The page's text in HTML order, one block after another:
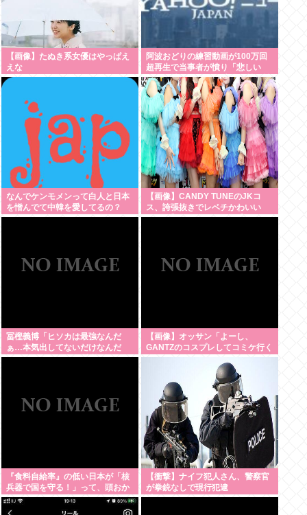
【画像】たぬき系女優はやっぱえ
えな
阿波おどりの練習動画が100万回
超再生で当事者が憤り「悲しい
し、気持ち悪い」 日本人男性の性
欲は異常
なんでケンモメンって白人と日本
を憎んでて中韓を愛してるの？
【画像】CANDY TUNEのJKコ
ス、誇張抜きでレベチかわいい
www 【Pickup08082959】
冨樫義博「ヒソカは最強なんだ
ぁ…本気出してないだけなんだ
ぁ…」 こいつのこの情熱なんな
【画像】オッサン「よーし、
GANTZのコスプレしてコミケ行く
かー」
『食料自給率』の低い日本が「核
兵器で国を守る！」って、頭おか
しくね？食べ物止められたら終わ
りじゃん
【衝撃】ナイフ犯人さん、警察官
が拳銃なしで現行犯逮
捕・・・・・・・・・